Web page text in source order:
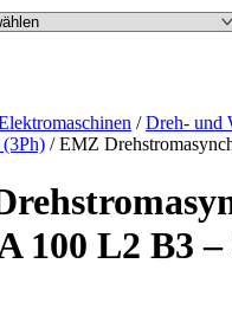
/Dreh- und
/ EMZ
100 L2 B3